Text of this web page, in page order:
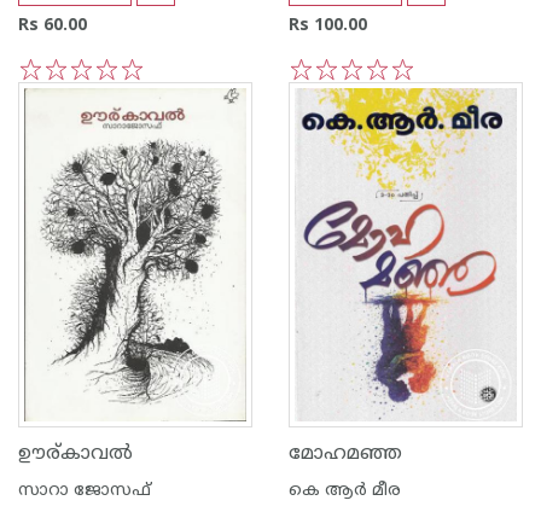
Rs 60.00
5
4
3
2
1
Rs 100.00
5
4
3
2
1
ഊര്‌കാവല്‍
സാറാ ജോസഫ്
മോഹമഞ്ഞ
കെ ആര്‍ മീര